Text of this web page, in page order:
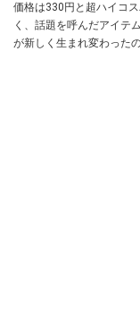
価格は330円と超ハイコ
く、話題を呼んだアイテ
が新しく生まれ変わった
ところが新しくなったの